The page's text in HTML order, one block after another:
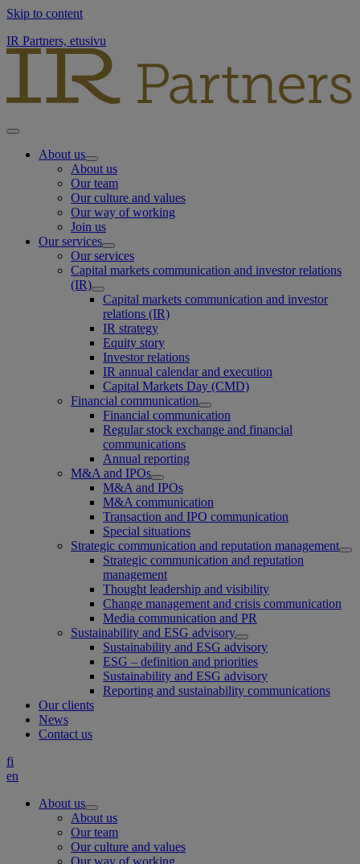
Skip to content
IR Partners, etusivu
About us
About us
Our team
Our culture and values
Our way of working
Join us
Our services
Our services
Capital markets communication and investor relations
(IR)
Capital markets communication and investor
relations (IR)
IR strategy
Equity story
Investor relations
IR annual calendar and execution
Capital Markets Day (CMD)
Financial communication
Financial communication
Regular stock exchange and financial
communications
Annual reporting
M&A and IPOs
M&A and IPOs
M&A communication
Transaction and IPO communication
Special situations
Strategic communication and reputation management
Strategic communication and reputation
management
Thought leadership and visibility
Change management and crisis communication
Media communication and PR
Sustainability and ESG advisory
Sustainability and ESG advisory
ESG – definition and priorities
Sustainability and ESG advisory
Reporting and sustainability communications
Our clients
News
Contact us
fi
en
About us
About us
Our team
Our culture and values